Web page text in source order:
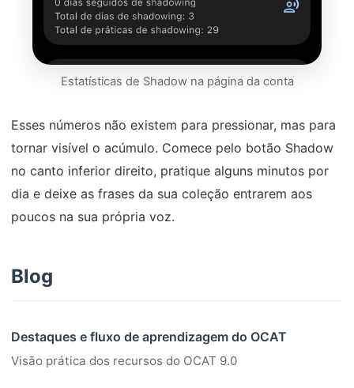
Estatísticas de Shadow na página da conta
Esses números não existem para pressionar, mas para
tornar visível o acúmulo. Comece pelo botão Shadow
no canto inferior direito, pratique alguns minutos por
dia e deixe as frases da sua coleção entrarem aos
poucos na sua própria voz.
Blog
Destaques e fluxo de aprendizagem do OCAT
Visão prática dos recursos do OCAT 9.0